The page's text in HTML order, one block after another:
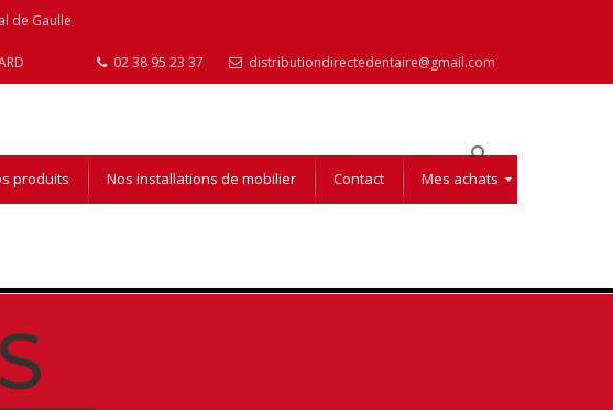
de Gaulle
02 38 95 23 37 distributiondirectedentaire@gmail.com
produits Nos installations de mobilier Contact Mes achats